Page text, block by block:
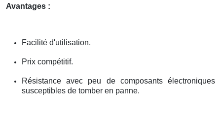
Avantages :
Facilité d'utilisation.
Prix compétitif.
Résistance avec peu de composants électroniques
susceptibles de tomber en panne.